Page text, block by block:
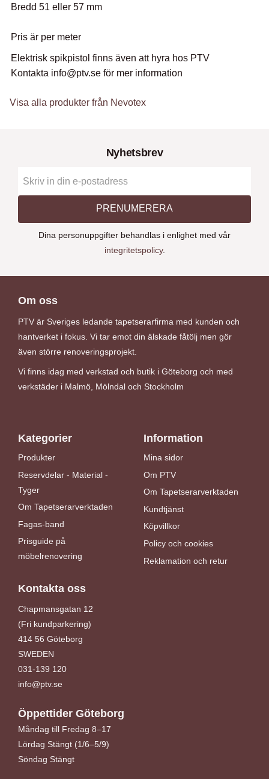
Bredd 51 eller 57 mm
Pris är per meter
Elektrisk spikpistol finns även att hyra hos PTV
Kontakta info@ptv.se för mer information
Visa alla produkter från Nevotex
Nyhetsbrev
PRENUMERERA
Dina personuppgifter behandlas i enlighet med vår
integritetspolicy.
Om oss
PTV är Sveriges ledande tapetserarfirma med kunden och
hantverket i fokus. Vi tar emot din älskade fåtölj men gör
även större renoveringsprojekt.
Vi finns idag med verkstad och butik i Göteborg och med
verkstäder i Malmö, Mölndal och Stockholm
Kategorier
Produkter
Reservdelar - Material -
Tyger
Om Tapetserarverktaden
Fagas-band
Prisguide på
möbelrenovering
Information
Mina sidor
Om PTV
Om Tapetserarverktaden
Kundtjänst
Köpvillkor
Policy och cookies
Reklamation och retur
Kontakta oss
Chapmansgatan 12
(Fri kundparkering)
414 56 Göteborg
SWEDEN
031-139 120
info@ptv.se
Öppettider Göteborg
Måndag till Fredag 8–17
Lördag Stängt (1/6–5/9)
Söndag Stängt